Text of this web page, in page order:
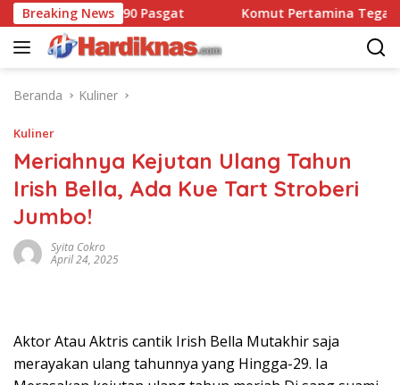
Langsung
ke
konten
Breaking News90 Pasgat Komut Pertamina Tegaskan
Beranda Kuliner
Kuliner
Meriahnya Kejutan Ulang Tahun
Irish Bella, Ada Kue Tart Stroberi
Jumbo!
Syita Cokro
April 24, 2025
Aktor Atau Aktris cantik Irish Bella Mutakhir saja
merayakan ulang tahunnya yang Hingga-29. Ia